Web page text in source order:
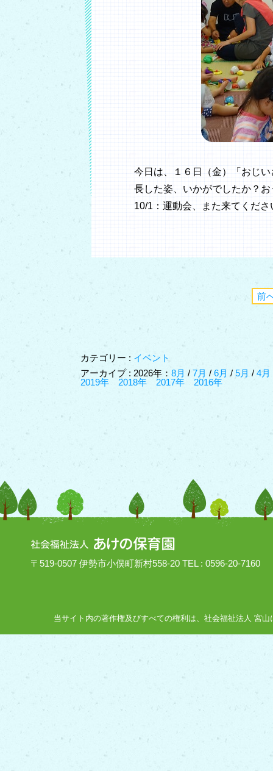
今日は、１６日（金）「おじ
長した姿、いかがでしたか？
10/1：運動会、また来てくださ
前
カテゴリー : イベント
アーカイプ : 2026年：8月/ 7月/ 6月/ 5月/ 4月
2019年
2018年 2017年 2016年
〒519-0507 伊勢市小俣町新村558-20 TEL : 0596-20-7160
当サイト内の著作権及びすべての権利は、社会福祉法人 宮